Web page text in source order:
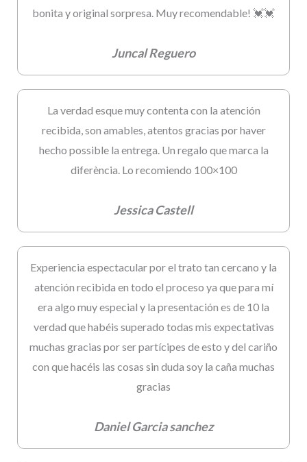
bonita y original sorpresa. Muy recomendable! 💓💓
Juncal Reguero
La verdad esque muy contenta con la atención
recibida, son amables, atentos gracias por haver
hecho possible la entrega. Un regalo que marca la
diferència. Lo recomiendo 100×100
Jessica Castell
Experiencia espectacular por el trato tan cercano y la
atención recibida en todo el proceso ya que para mí
era algo muy especial y la presentación es de 10 la
verdad que habéis superado todas mis expectativas
muchas gracias por ser partícipes de esto y del cariño
con que hacéis las cosas sin duda soy la caña muchas
gracias
Daniel Garcia sanchez